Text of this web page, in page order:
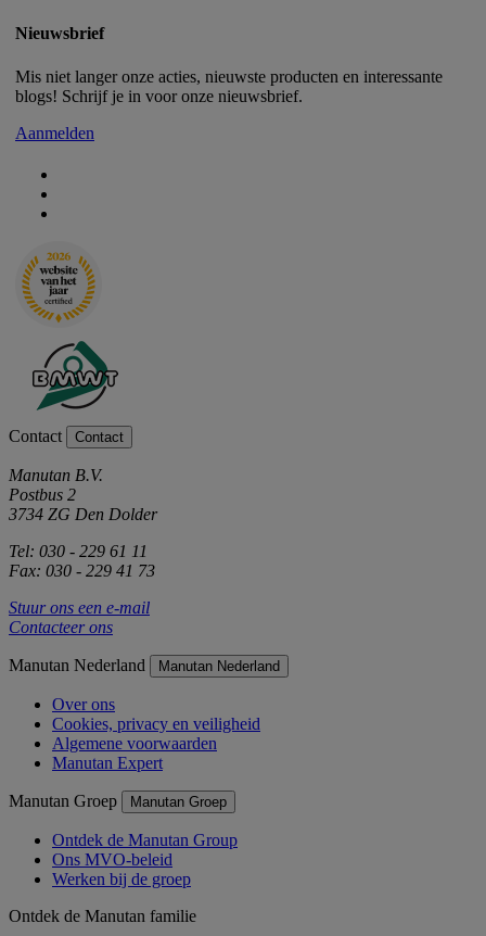
Nieuwsbrief
Mis niet langer onze acties, nieuwste producten en interessante
blogs! Schrijf je in voor onze nieuwsbrief.
Aanmelden
Contact Contact
Manutan B.V.
Postbus 2
3734 ZG Den Dolder
Tel: 030 - 229 61 11
Fax: 030 - 229 41 73
Stuur ons een e-mail
Contacteer ons
Manutan Nederland Manutan Nederland
Over ons
Cookies, privacy en veiligheid
Algemene voorwaarden
Manutan Expert
Manutan Groep Manutan Groep
Ontdek de Manutan Group
Ons MVO-beleid
Werken bij de groep
Ontdek de Manutan familie